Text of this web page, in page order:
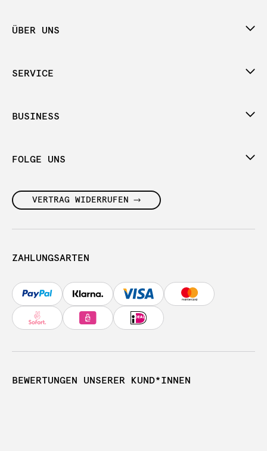
ÜBER UNS
SERVICE
BUSINESS
FOLGE UNS
VERTRAG WIDERRUFEN
ZAHLUNGSARTEN
BEWERTUNGEN UNSERER KUND*INNEN